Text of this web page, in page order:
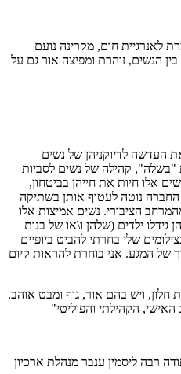
לאנרגיית חום, מקרינה נועם
הנשים, זוהרת ומפיצה אור גם על
העדשה לדיוקניהן של נשים
"בשלה", קהילה של נשים לסביות
אלו חיות את חייהן בביטחון,
החברה נוטה לעטוף אותן בשתיקה
הציבורי. נשים אמיצות אלו
גידלו ילדים (שלהן ו\או של בנות
שלי בחרתי להביט ביופיים
המגע. אני בוחרת להראות קיום
חלון, ויש בהם אור, גוף ומבט אוהב.
האישי, הקהילתי והפוליטי"
רבה ליסמין ענבר מנהלת ארכיון